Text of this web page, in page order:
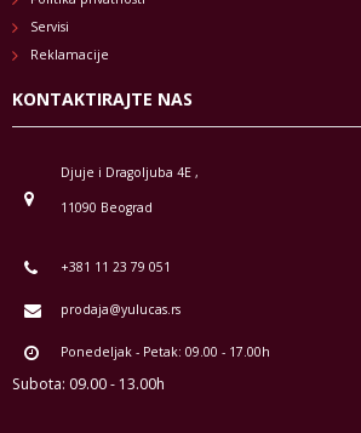
Servisi
Reklamacije
KONTAKTIRAJTE NAS
Djuje i Dragoljuba 4E ,
11090 Beograd
+381 11 23 79 051
prodaja@yulucas.rs
Ponedeljak - Petak: 09.00 - 17.00h
Subota: 09.00 - 13.00h